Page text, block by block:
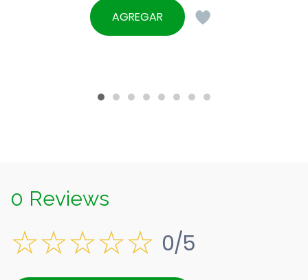
original
precio
actual
AGREGAR
0 Reviews
0/5